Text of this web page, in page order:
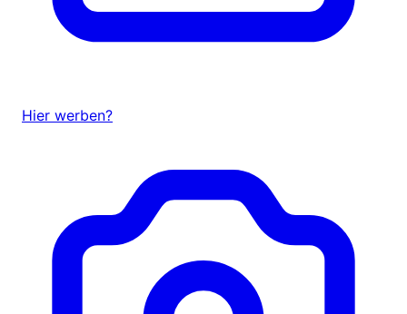
Hier werben?